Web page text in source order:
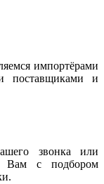
импортёрами
поставщиками и
звонка или
Вам с подбором